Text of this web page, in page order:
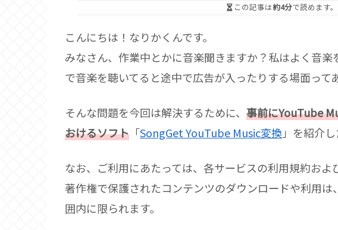
この記事は約4分で読めます。
こんにちは！なりかくんです。
みなさん、作業中とかに音楽聞きますか？私はよく音
で音楽を聴いてると途中で広告が入ったりする場面って
そんな問題を今回は解決するために、 事前にYouTube
おけるソフト 「SongGet YouTube Music変換 」を紹介
なお、ご利用にあたっては、各サービスの利用規約およ
著作権で保護されたコンテンツのダウンロードや利用
囲内に限られます。